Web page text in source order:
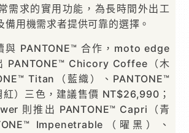
需求的實用功能，為長時間外出工
備用機需求者提供可靠的選擇。
與 PANTONE™ 合作，moto edge
PANTONE™ Chicory Coffee（木
Titan（藍織）、PANTONE™
）三色，建議售價 NT$26,990；
則推出 PANTONE™ Capri（青
Impenetrable（曜黑）、